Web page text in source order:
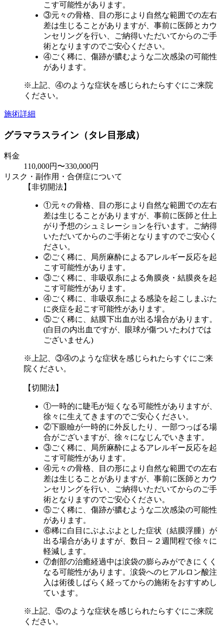
こす可能性があります。
③元々の骨格、目の形により自然な範囲での左右
差は生じることがありますが、事前に医師とカウ
ンセリングを行い、ご納得いただいてからのご手
術となりますのでご安心ください。
④ごく稀に、傷跡が膿むような二次感染の可能性
があります。
※上記、④のような症状を感じられたらすぐにご来院
ください。
施術詳細
グラマラスライン（タレ目形成）
料金
110,000円〜330,000円
リスク・副作用・合併症について
【非切開法】
①元々の骨格、目の形により自然な範囲での左右
差は生じることがありますが、事前に医師と仕上
がり予想のシュミレーションを行います。ご納得
いただいてからのご手術となりますのでご安心く
ださい。
②ごく稀に、局所麻酔によるアレルギー反応を起
こす可能性があります。
③ごく稀に、非吸収糸による角膜炎・結膜炎を起
こす可能性があります。
④ごく稀に、非吸収糸による感染を起こしまぶた
に炎症を起こす可能性があります。
⑤ごく稀に、結膜下出血が出る場合があります。
(白目の内出血ですが、眼球が傷ついたわけでは
ございません)
※上記、③④のような症状を感じられたらすぐにご来
院ください。
【切開法】
①一時的に睫毛が短くなる可能性がありますが、
徐々に生えてきますのでご安心ください。
②下眼瞼が一時的に外反したり、一部つっぱる場
合がございますが、徐々になじんでいきます。
③ごく稀に、局所麻酔によるアレルギー反応を起
こす可能性があります。
④元々の骨格、目の形により自然な範囲での左右
差は生じることがありますが、事前に医師とカウ
ンセリングを行い、ご納得いただいてからのご手
術となりますのでご安心ください。
⑤ごく稀に、傷跡が膿むような二次感染の可能性
があります。
⑥稀に白目にぶよぶよとした症状（結膜浮腫）が
出る場合がありますが、数日～２週間程で徐々に
軽減します。
⑦創部の治癒経過中は涙袋の膨らみができにくく
なる可能性があります。涙袋へのヒアルロン酸注
入は術後しばらく経ってからの施術をおすすめし
ています。
※上記、⑤のような症状を感じられたらすぐにご来院
ください。